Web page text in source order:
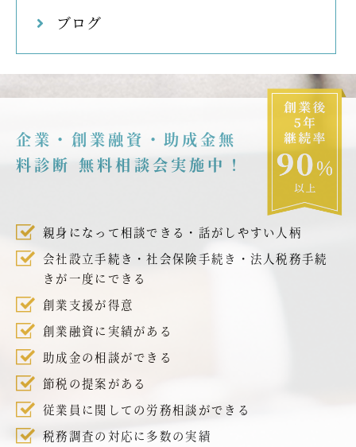
ブログ
企業・創業融資・助成金無
料診断 無料相談会実施中！
親身になって相談できる・話がしやすい人柄
会社設立手続き・社会保険手続き・法人税務手続
きが一度にできる
創業支援が得意
創業融資に実績がある
助成金の相談ができる
節税の提案がある
従業員に関しての労務相談ができる
税務調査の対応に多数の実績